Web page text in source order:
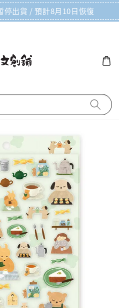
停出貨 / 預計8月10日恢復